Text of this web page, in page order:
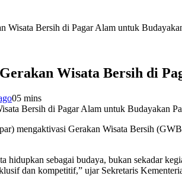
Wisata Bersih di Pagar Alam untuk
Wisata Bersih di
05 mins
mengaktivasi Gerakan Wisata Bersih
hidupkan sebagai budaya, bukan sekadar
dan kompetitif,” ujar Sekretaris